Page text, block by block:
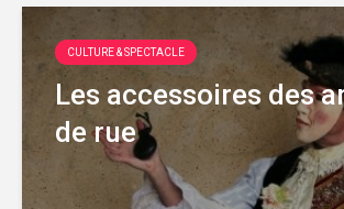
CULTURE & SPECTACLE
Les accessoires des
de rue